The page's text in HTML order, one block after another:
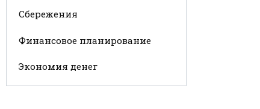
Сбережения
Финансовое планирование
Экономия денег